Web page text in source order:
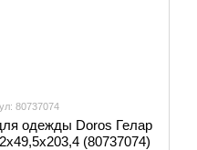
80737074
одежды Doros Гелар
(80737074)